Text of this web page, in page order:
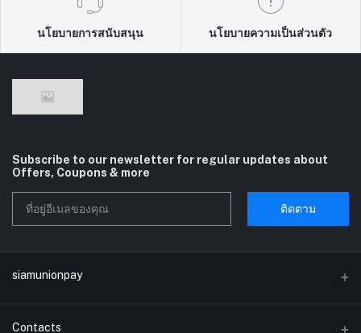
นโยบายการสนับสนุน นโยบายความเป็นส่วนตัว
Subscribe to our newsletter for regular updates about
Offers, Coupons & more
ติดตาม
siamunionpay
Contacts